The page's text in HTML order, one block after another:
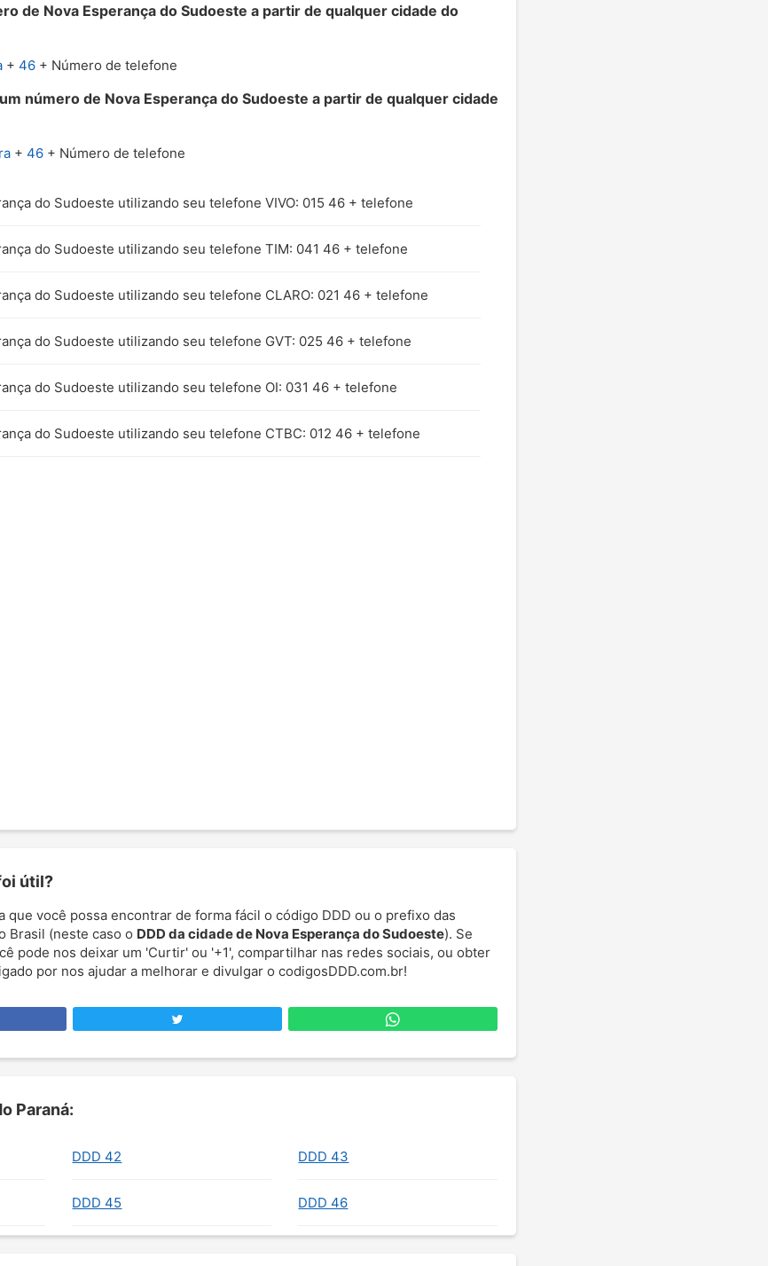
de Nova Esperança do Sudoeste a partir de qualquer cidade do
+ 46+ Número de telefone
número de Nova Esperança do Sudoeste a partir de qualquer cidade
+ 46+ Número de telefone
do Sudoeste utilizando seu telefone VIVO: 015 46 + telefone
do Sudoeste utilizando seu telefone TIM: 041 46 + telefone
do Sudoeste utilizando seu telefone CLARO: 021 46 + telefone
do Sudoeste utilizando seu telefone GVT: 025 46 + telefone
do Sudoeste utilizando seu telefone OI: 031 46 + telefone
do Sudoeste utilizando seu telefone CTBC: 012 46 + telefone
útil?
que você possa encontrar de forma fácil o código DDD ou o prefixo das
Brasil (neste caso o DDD da cidade de Nova Esperança do Sudoeste). Se
pode nos deixar um 'Curtir' ou '+1', compartilhar nas redes sociais, ou obter
por nos ajudar a melhorar e divulgar o codigosDDD.com.br!
Paraná:
DDD 42 DDD 43
DDD 45 DDD 46